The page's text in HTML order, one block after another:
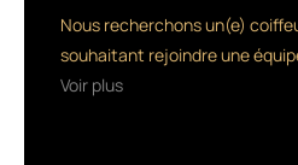
leader
Nous recherchons un(e)
souhaitant rejoindre une
Voir plus